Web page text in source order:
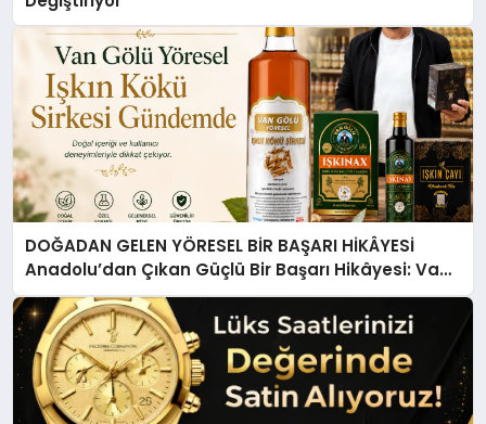
DOĞADAN GELEN YÖRESEL BİR BAŞARI HİKÂYESİ
Anadolu’dan Çıkan Güçlü Bir Başarı Hikâyesi: Van
Gölü Yöresel Işkın Kökü Sirkesi